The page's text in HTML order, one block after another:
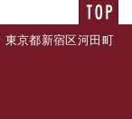
京都新宿区河田町